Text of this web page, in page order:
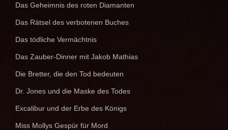
Das Geheimnis des roten Diamanten
Das Rätsel des verbotenen Buches
Das tödliche Vermächtnis
Das Zauber-Dinner mit Jakob Mathias
Die Bretter, die den Tod bedeuten
Dr. Jones und die Maske des Todes
Excalibur und der Erbe des Königs
Miss Mollys Gespür für Mord